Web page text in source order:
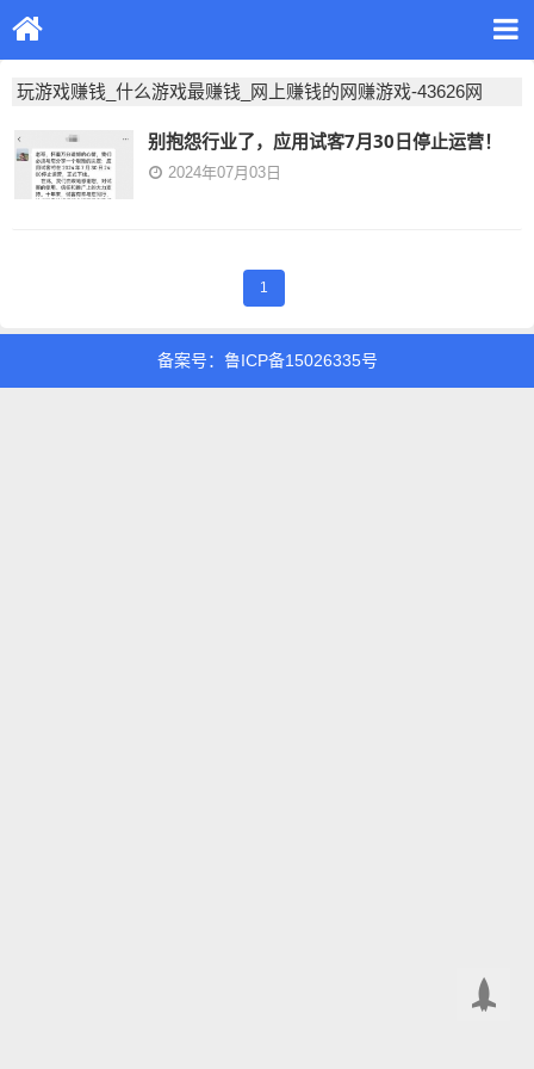
玩游戏赚钱_什么游戏最赚钱_网上赚钱的网赚游戏-43626网
别抱怨行业了，应用试客7月30日停止运营！
2024年07月03日
1
备案号：鲁ICP备15026335号